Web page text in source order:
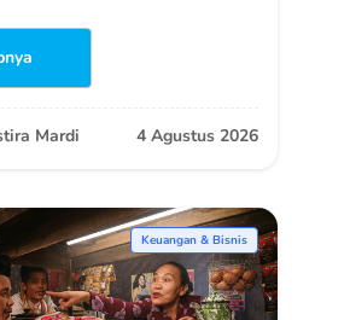
Mardi 4 Agustus 2026
Keuangan & Bisnis